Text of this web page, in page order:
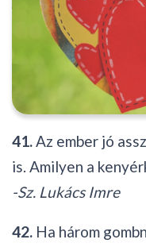
41.Az ember jó
is. Amilyen a
-Sz. Lukács Imre
42. Ha három